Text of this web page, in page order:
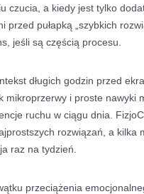
czucia, a kiedy jest tylko
przed pułapką „szybkich
jeśli są częścią procesu.
długich godzin przed
mikroprzerwy i proste nawyki
ruchu w ciągu dnia.
rozwiązań, a kilka
raz na tydzień.
przeciążenia